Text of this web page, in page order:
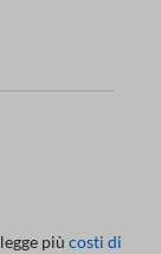
più costi di